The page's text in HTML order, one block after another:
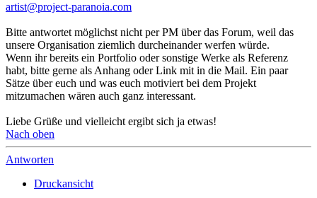
artist@project-paranoia.com
Bitte antwortet möglichst nicht per PM über das Forum, weil das
unsere Organisation ziemlich durcheinander werfen würde.
Wenn ihr bereits ein Portfolio oder sonstige Werke als Referenz
habt, bitte gerne als Anhang oder Link mit in die Mail. Ein paar
Sätze über euch und was euch motiviert bei dem Projekt
mitzumachen wären auch ganz interessant.
Liebe Grüße und vielleicht ergibt sich ja etwas!
Nach oben
Antworten
Druckansicht